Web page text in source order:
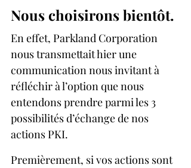
Nous choisirons bientôt.
En effet, Parkland Corporation
nous transmettait hier une
communication nous invitant à
réfléchir à l’option que nous
entendons prendre parmi les 3
possibilités d’échange de nos
actions PKI.
Premièrement, si vos actions sont